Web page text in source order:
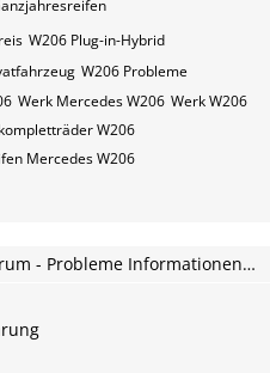
W206 Plug-in-Hybrid
W206 Probleme
Werk Mercedes W206 Werk W206
W206
Mercedes W206
Mercedes C Klasse W206 Forum - Probleme Informationen und Erfahrungen